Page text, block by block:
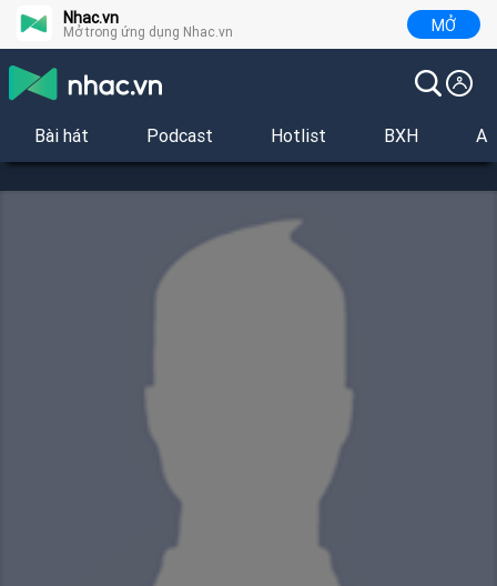
Nhac.vn
Mở trong ứng dụng Nhac.vn MỞ
Bài hát Podcast Hotlist BXH